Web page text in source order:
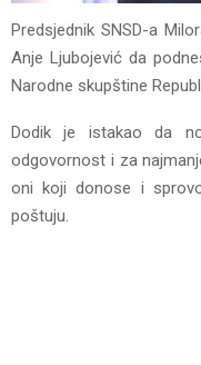
Predsjednik SNSD-a
Anje Ljubojević da
Narodne skupštine
Dodik je istakao da
odgovornost i za
oni koji donose i
poštuju.